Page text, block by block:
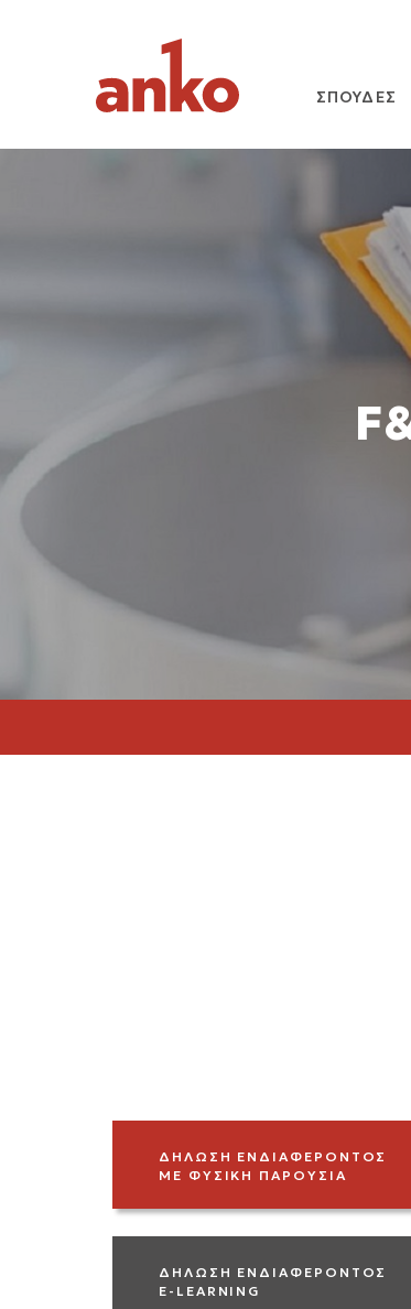
ΣΠΟΥΔΕΣ
ΔΗΛΩΣΗ ΕΝΔΙΑΦΕΡΟΝΤΟΣ
ΜΕ ΦΥΣΙΚΗ ΠΑΡΟΥΣΙΑ
ΔΗΛΩΣΗ ΕΝΔΙΑΦΕΡΟΝΤΟΣ
E-LEARNING